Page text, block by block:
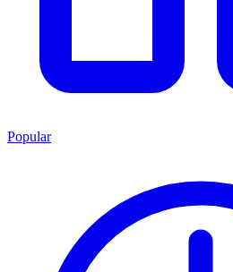
Popular